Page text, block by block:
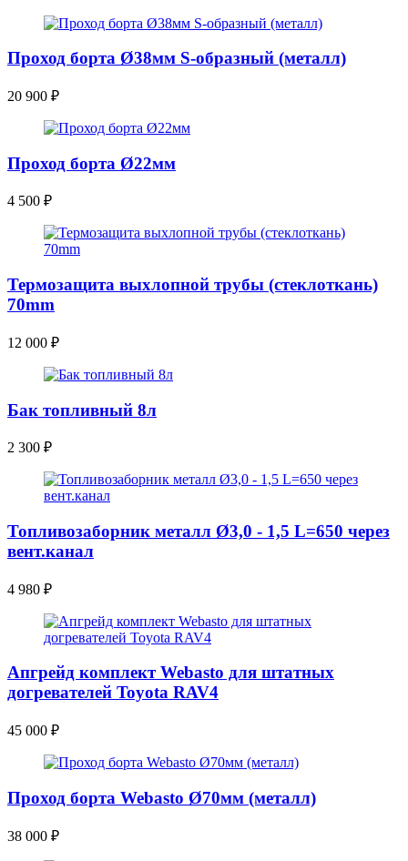
Проход борта Ø38мм S-образный (металл)
20 900 ₽
Проход борта Ø22мм
4 500 ₽
Термозащита выхлопной трубы (стеклоткань)
70mm
12 000 ₽
Бак топливный 8л
2 300 ₽
Топливозаборник металл Ø3,0 - 1,5 L=650 через
вент.канал
4 980 ₽
Апгрейд комплект Webasto для штатных
догревателей Toyota RAV4
45 000 ₽
Проход борта Webasto Ø70мм (металл)
38 000 ₽